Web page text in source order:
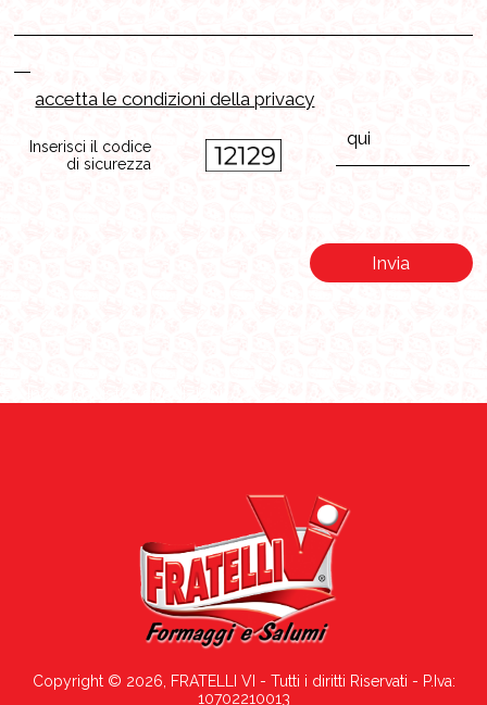
accetta le condizioni della privacy
Inserisci il codice
di sicurezza
Invia
Copyright © 2026, FRATELLI VI - Tutti i diritti Riservati - P.Iva:
10702210013